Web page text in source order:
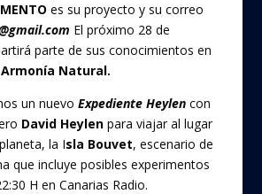
es su proyecto y su correo
El próximo 28 de
parte de sus conocimientos en
Natural.
un nuevo Expediente Heylencon
David Heylenpara viajar al lugar
la Isla Bouvet, escenario de
que incluye posibles experimentos
H en Canarias Radio.